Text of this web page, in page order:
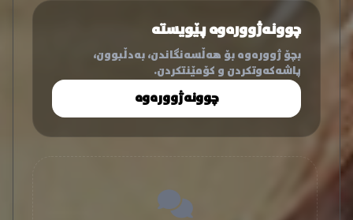
چوونەژوورەوە پێویستە
بچۆ ژوورەوە بۆ هەڵسەنگاندن، بەدڵبوون،
پاشەکەوتکردن و کۆمێنتکردن.
چوونەژوورەوە